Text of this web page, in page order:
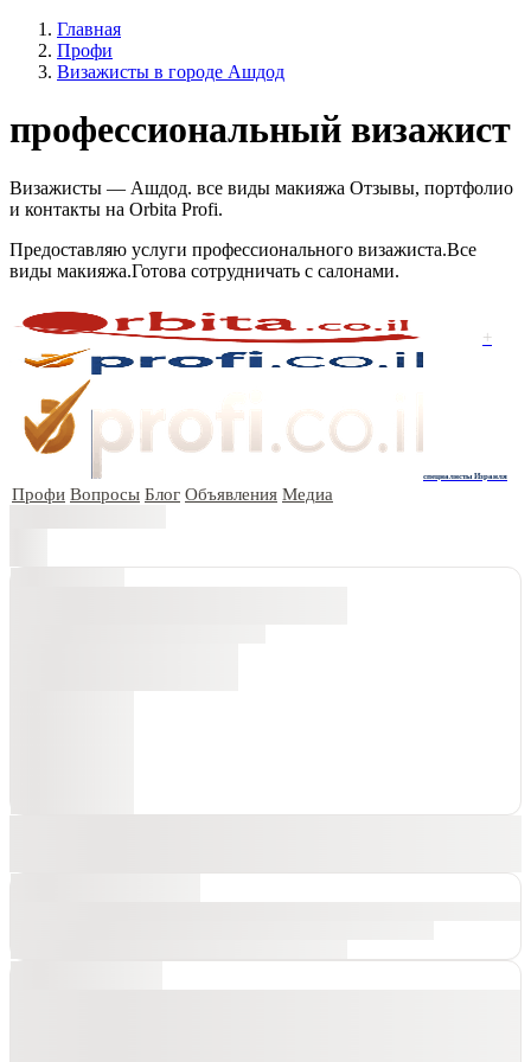
Главная
Профи
Визажисты в городе Ашдод
профессиональный визажист
Визажисты — Ашдод. все виды макияжа Отзывы, портфолио
и контакты на Orbita Profi.
Предоставляю услуги профессионального визажиста.Все
виды макияжа.Готова сотрудничать с салонами.
+
специалисты Израиля
Профи Вопросы Блог Объявления Медиа